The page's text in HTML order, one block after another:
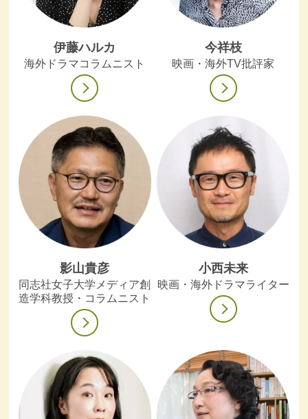
伊藤ハルカ
海外ドラマコラムニスト
今祥枝
映画・海外TV批評家
影山貴彦
同志社女子大学メディア創
造学科教授・コラムニスト
小西未来
映画・海外ドラマライター